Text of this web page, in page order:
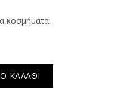
κοσμήματα.
ΚΑΛΆΘΙ